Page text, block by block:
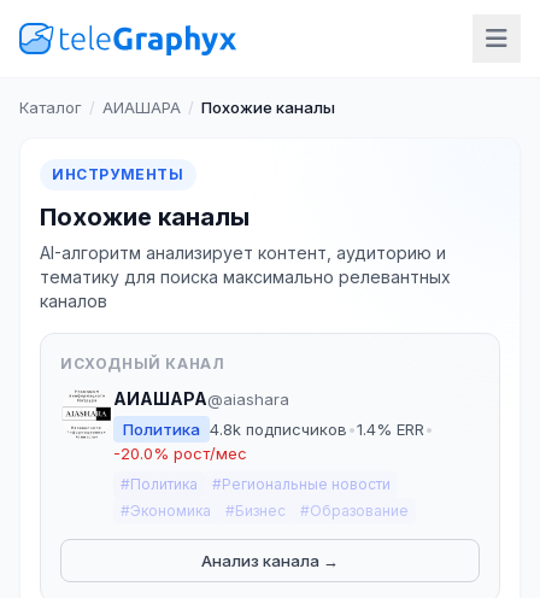
Каталог / АИАШАРА / Похожие каналы
ИНСТРУМЕНТЫ
Похожие каналы
AI-алгоритм анализирует контент, аудиторию и
тематику для поиска максимально релевантных
каналов
ИСХОДНЫЙ КАНАЛ
АИАШАРА@aiashara
Политика 4.8k подписчиков•1.4% ERR•
-20.0% рост/мес
#Политика
#Региональные новости
#Экономика
#Бизнес #Образование
Анализ канала →